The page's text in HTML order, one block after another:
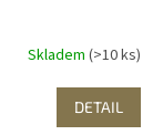
Skladem (>10 ks)
DETAIL